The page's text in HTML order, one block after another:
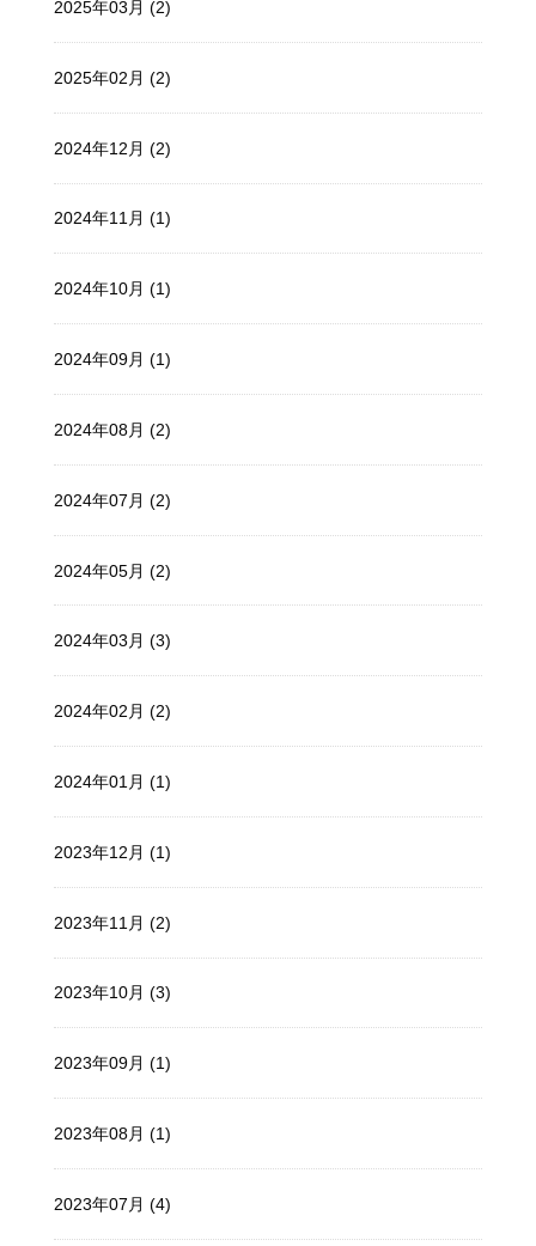
2025年03月 (2)
2025年02月 (2)
2024年12月 (2)
2024年11月 (1)
2024年10月 (1)
2024年09月 (1)
2024年08月 (2)
2024年07月 (2)
2024年05月 (2)
2024年03月 (3)
2024年02月 (2)
2024年01月 (1)
2023年12月 (1)
2023年11月 (2)
2023年10月 (3)
2023年09月 (1)
2023年08月 (1)
2023年07月 (4)